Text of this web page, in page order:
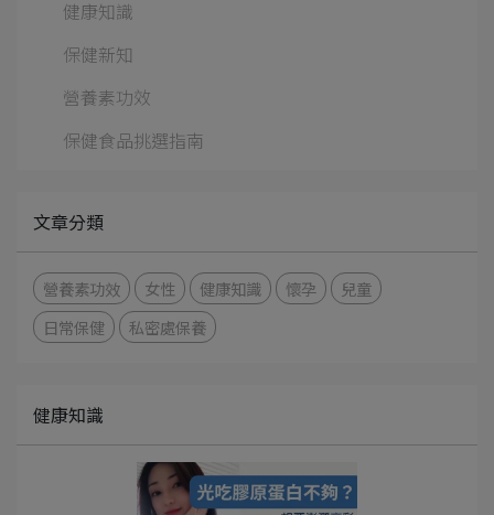
健康知識
保健新知
營養素功效
保健食品挑選指南
文章分類
營養素功效 女性 健康知識 懷孕
兒童
日常保健
私密處保養
健康知識